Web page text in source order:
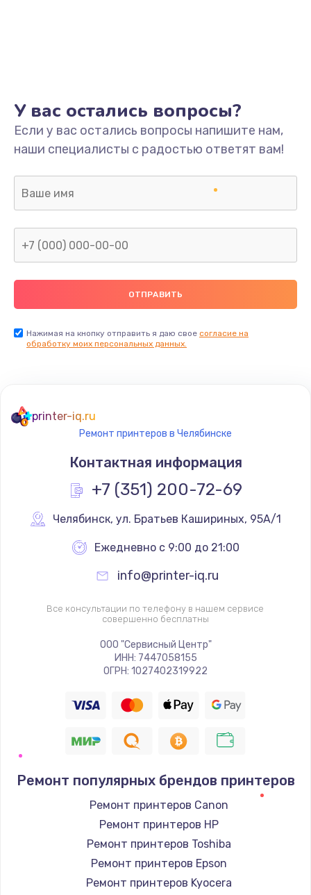
У вас остались вопросы?
Если у вас остались вопросы напишите нам,
наши специалисты с радостью ответят вам!
Нажимая на кнопку отправить я даю свое согласие на
обработку моих персональных данных.
printer-iq.ru
Ремонт принтеров в Челябинске
Контактная информация
+7 (351) 200-72-69
Челябинск, ул. Братьев Кашириных, 95А/1
Ежедневно с 9:00 до 21:00
info@printer-iq.ru
Все консультации по телефону в нашем сервисе
совершенно бесплатны
ООО "Сервисный Центр"
ИНН: 7447058155
ОГРН: 1027402319922
Ремонт популярных брендов принтеров
Ремонт принтеров Canon
Ремонт принтеров HP
Ремонт принтеров Toshiba
Ремонт принтеров Epson
Ремонт принтеров Kyocera